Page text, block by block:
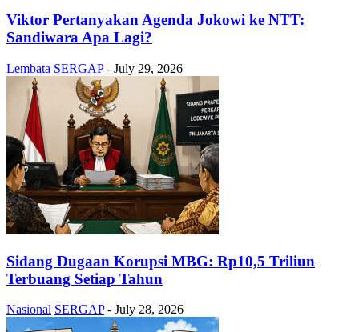
Viktor Pertanyakan Agenda Jokowi ke NTT:
Sandiwara Apa Lagi?
Lembata SERGAP - July 29, 2026
Sidang Dugaan Korupsi MBG: Rp10,5 Triliun
Terbuang Setiap Tahun
Nasional SERGAP - July 28, 2026